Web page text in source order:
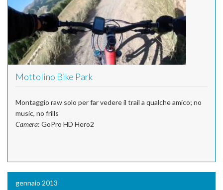
Mottolino Bike Park
Montaggio raw solo per far vedere il trail a qualche amico; no
music, no frills
Camera: GoPro HD Hero2
gennaio 2013